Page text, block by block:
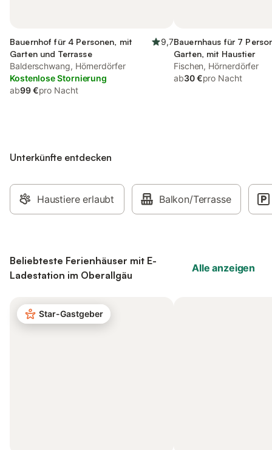
Bauernhof für 4 Personen, mit
Garten und Terrasse
9,7
Balderschwang, Hörnerdörfer
Kostenlose Stornierung
ab99 €pro Nacht
Bauernhaus für 7
Garten, mit Haustier
Fischen, Hörnerdörfer
ab30 €pro Nacht
Unterkünfte entdecken
Haustiere erlaubt Balkon/Terrasse
Beliebteste Ferienhäuser mit E-
Ladestation im Oberallgäu
Alle anzeigen
Star-Gastgeber